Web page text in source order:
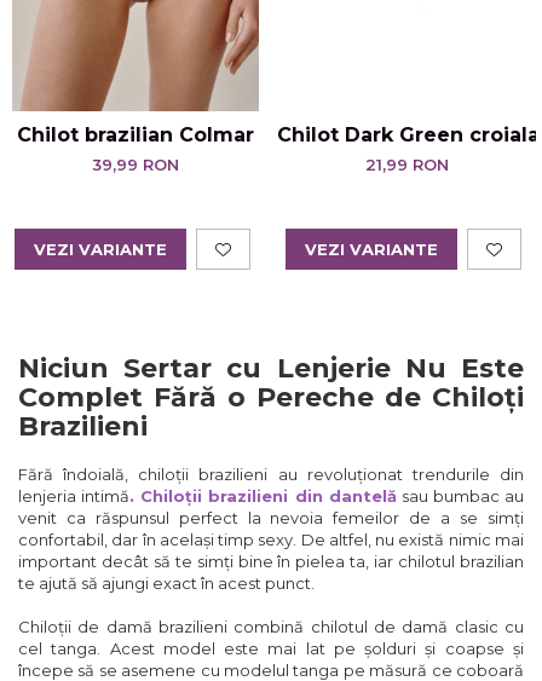
Chilot brazilian Colmar
39,99 RON
VEZI VARIANTE
Chilot Dark Green
21,99 RON
VEZI VARIANTE
Niciun Sertar cu Lenjerie Nu Este
Complet Fără o Pereche de Chiloți
Brazilieni
Fără îndoială, chiloții brazilieni au revoluționat trendurile din
lenjeria intimă. Chiloții brazilieni din dantelă sau bumbac au
venit ca răspunsul perfect la nevoia femeilor de a se simți
confortabil, dar în același timp sexy. De altfel, nu există nimic mai
important decât să te simți bine în pielea ta, iar chilotul brazilian
te ajută să ajungi exact în acest punct.
Chiloții de damă brazilieni combină chilotul de damă clasic cu
cel tanga. Acest model este mai lat pe șolduri și coapse și
începe să se asemene cu modelul tanga pe măsură ce coboară